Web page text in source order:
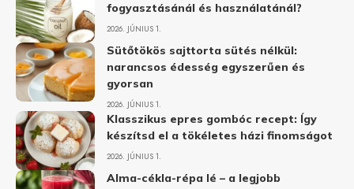
fogyasztásánál és használatánál?
2026. JÚNIUS 1.
Sütőtökös sajttorta sütés nélkül:
narancsos édesség egyszerűen és
gyorsan
2026. JÚNIUS 1.
Klasszikus epres gombóc recept: Így
készítsd el a tökéletes házi finomságot
2026. JÚNIUS 1.
Alma-cékla-répa lé – a legjobb